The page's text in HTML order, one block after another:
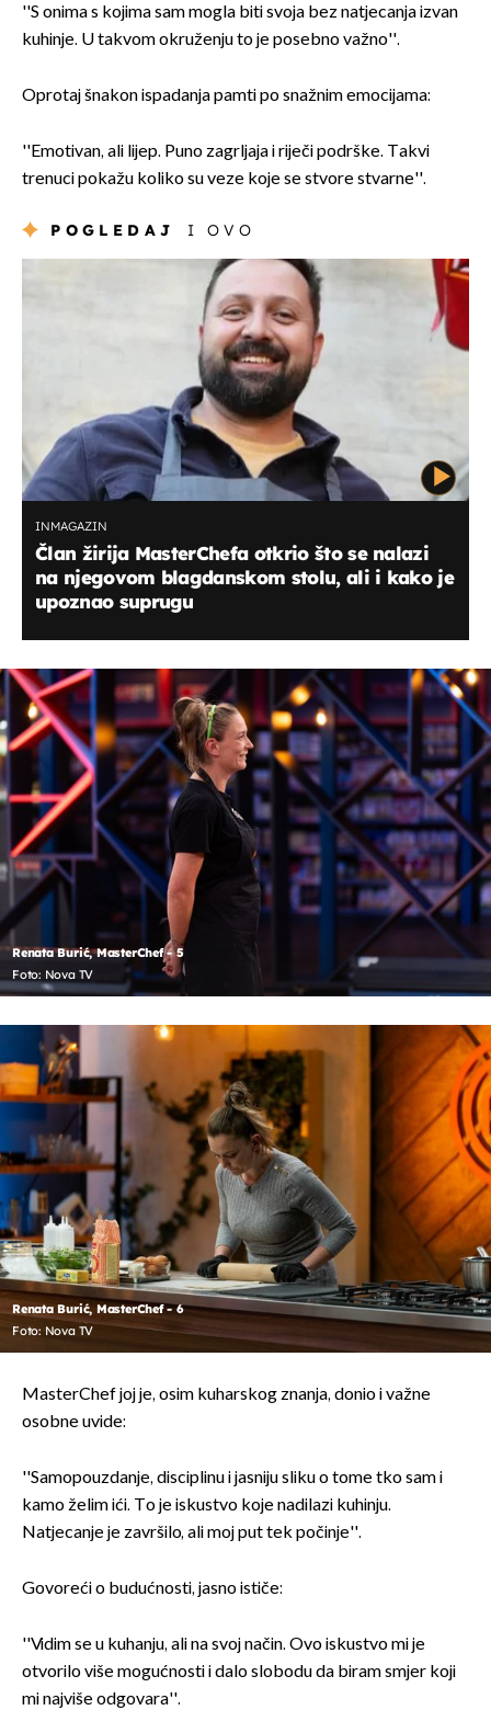
''S onima s kojima sam mogla biti svoja bez natjecanja izvan
kuhinje. U takvom okruženju to je posebno važno''.
Oprotaj šnakon ispadanja pamti po snažnim emocijama:
''Emotivan, ali lijep. Puno zagrljaja i riječi podrške. Takvi
trenuci pokažu koliko su veze koje se stvore stvarne''.
POGLEDAJ I OVO
INMAGAZIN
Član žirija MasterChefa otkrio što se nalazi
na njegovom blagdanskom stolu, ali i kako je
upoznao suprugu
Renata Burić, MasterChef - 5
Foto: Nova TV
Renata Burić, MasterChef - 6
Foto: Nova TV
MasterChef joj je, osim kuharskog znanja, donio i važne
osobne uvide:
''Samopouzdanje, disciplinu i jasniju sliku o tome tko sam i
kamo želim ići. To je iskustvo koje nadilazi kuhinju.
Natjecanje je završilo, ali moj put tek počinje''.
Govoreći o budućnosti, jasno ističe:
''Vidim se u kuhanju, ali na svoj način. Ovo iskustvo mi je
otvorilo više mogućnosti i dalo slobodu da biram smjer koji
mi najviše odgovara''.